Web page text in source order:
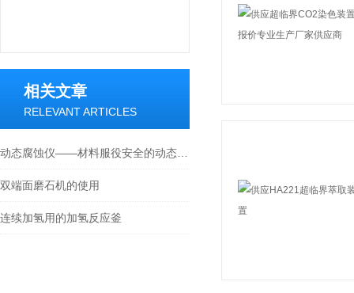
相关文章
RELEVANT ARTICLES
双端面磨石机的使用
连续加氢用的加氢反应釜